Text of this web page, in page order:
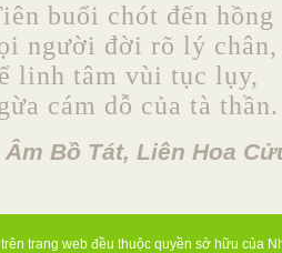
buổi chót đến hồng
người đời rõ lý chân,
linh tâm vùi tục lụy,
cám dỗ của tà thần.
Bồ Tát, Liên Hoa
trang web đều thuộc quyền sở hữu của